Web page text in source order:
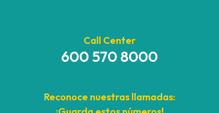
Call Center
600 570 8000
Reconoce nuestras llamadas: